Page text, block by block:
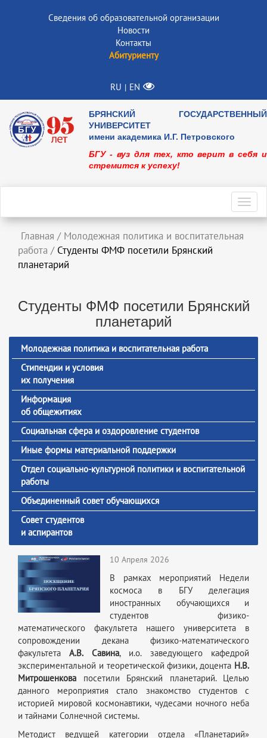
Сведения об образовательной организации
Новости
Контакты
Абитуриенту
RU | EN
БРЯНСКИЙ ГОСУДАРСТВЕННЫЙ
УНИВЕРСИТЕТ
имени академика И.Г. Петровского
БГУ - вуз для тех, кто верит в себя и
стремится к успеху!
Главная / Молодежная политика и воспитательная
работа / Студенты ФМФ посетили Брянский
планетарий
Студенты ФМФ посетили Брянский
планетарий
Молодежная политика и воспитательная работа
Стипендии и условия
их получения
Информация
об общежитиях
Социальная сфера и оздоровление студентов
Иные формы материальной поддержки
Отдел социально-культурной политики и воспитательной
работы
Объединенный совет обучающихся
Совет студентов
и аспирантов
10 Апреля 2026
В рамках мероприятий Недели
космоса в БГУ делегация
иностранных обучающихся и
студентов физико-
математического факультета нашего университета в
сопровождении декана физико-математического
факультетаА.В. Савина, и.о. заведующего кафедрой
экспериментальной и теоретической физики, доцента Н.В.
Митрошенкова посетили Брянский планетарий. Целью
данного мероприятия стало знакомство студентов с
историей мировой космонавтики, чудесами ночного неба
и тайнами Солнечной системы.
Методист ведущей категории отдела «Планетарий»